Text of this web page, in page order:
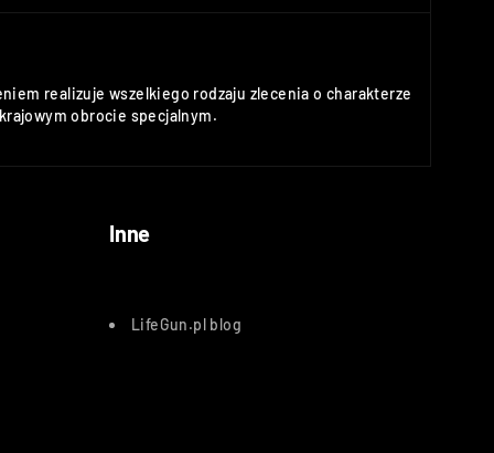
realizuje wszelkiego rodzaju zlecenia o charakterze
obrocie specjalnym.
Inne
LifeGun.pl blog